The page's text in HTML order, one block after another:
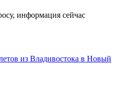
информация сейчас
из Владивостока в Новый